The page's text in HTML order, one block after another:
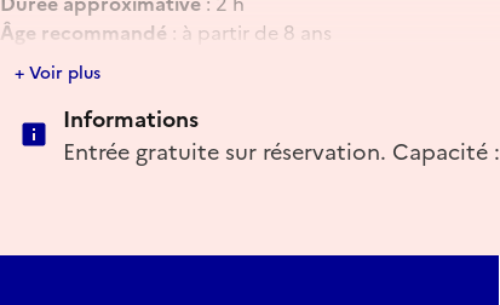
Âge recommandé : à partir de 8 ans
+ Voir plus
Informations
Entrée gratuite sur réservation. Capacité